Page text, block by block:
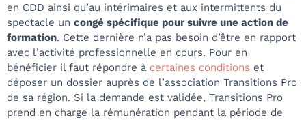
en CDD ainsi qu’au intérimaires et aux intermittents du
spectacle un congé spécifique pour suivre une action de
formation. Cette dernière n’a pas besoin d’être en rapport
avec l’activité professionnelle en cours. Pour en
bénéficier il faut répondre à certaines conditions et
déposer un dossier auprès de l’association Transitions Pro
de sa région. Si la demande est validée, Transitions Pro
prend en charge la rémunération pendant la période de